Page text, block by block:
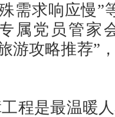
需求响应慢”
属党员管家
游攻略推荐”
程是最温暖